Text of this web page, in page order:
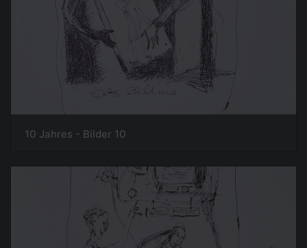
10 Jahres - Bilder 10